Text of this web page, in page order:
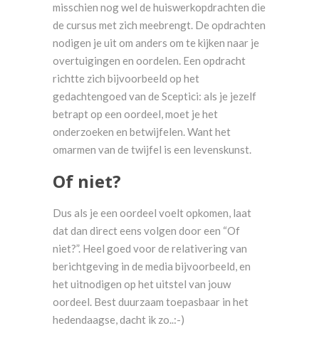
misschien nog wel de huiswerkopdrachten die
de cursus met zich meebrengt. De opdrachten
nodigen je uit om anders om te kijken naar je
overtuigingen en oordelen. Een opdracht
richtte zich bijvoorbeeld op het
gedachtengoed van de Sceptici: als je jezelf
betrapt op een oordeel, moet je het
onderzoeken en betwijfelen. Want het
omarmen van de twijfel is een levenskunst.
Of niet?
Dus als je een oordeel voelt opkomen, laat
dat dan direct eens volgen door een “Of
niet?”. Heel goed voor de relativering van
berichtgeving in de media bijvoorbeeld, en
het uitnodigen op het uitstel van jouw
oordeel. Best duurzaam toepasbaar in het
hedendaagse, dacht ik zo..:-)